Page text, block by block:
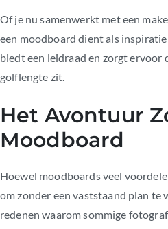
Of je nu samenwerkt met een
een moodboard dient als
biedt een leidraad en zorgt ervoor
golflengte zit.
Het Avontuur
Moodboard
Hoewel moodboards veel
om zonder een vaststaand plan te
redenen waarom sommige